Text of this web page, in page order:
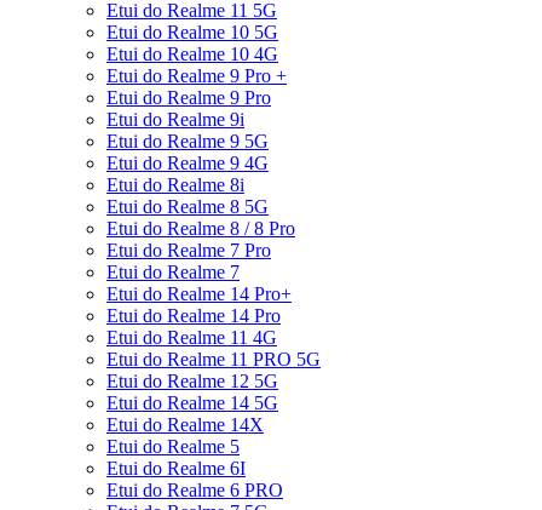
Etui do Realme 11 5G
Etui do Realme 10 5G
Etui do Realme 10 4G
Etui do Realme 9 Pro +
Etui do Realme 9 Pro
Etui do Realme 9i
Etui do Realme 9 5G
Etui do Realme 9 4G
Etui do Realme 8i
Etui do Realme 8 5G
Etui do Realme 8 / 8 Pro
Etui do Realme 7 Pro
Etui do Realme 7
Etui do Realme 14 Pro+
Etui do Realme 14 Pro
Etui do Realme 11 4G
Etui do Realme 11 PRO 5G
Etui do Realme 12 5G
Etui do Realme 14 5G
Etui do Realme 14X
Etui do Realme 5
Etui do Realme 6I
Etui do Realme 6 PRO